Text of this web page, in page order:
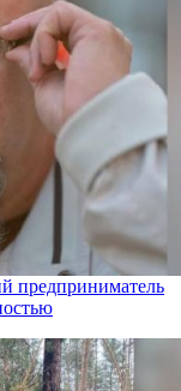
предприниматель